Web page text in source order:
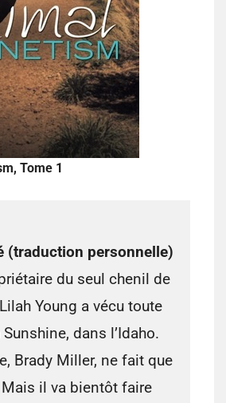
Tome 1
(traduction personnelle)
du seul chenil de
Young a vécu toute
dans l’Idaho.
Brady Miller, ne fait que
il va bientôt faire